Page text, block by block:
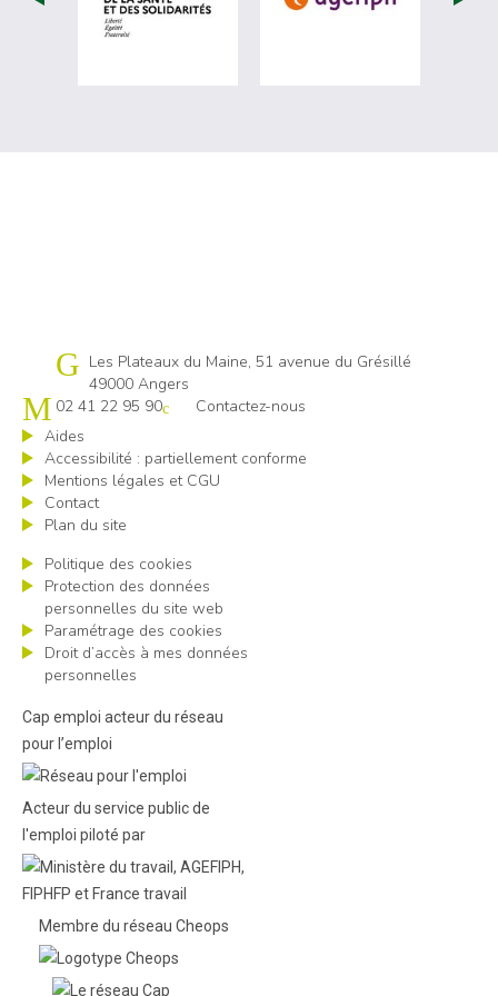
Cap emploi 49
Les Plateaux du Maine, 51 avenue du Grésillé
49000 Angers
02 41 22 95 90
Contactez-nous
Aides
Accessibilité : partiellement conforme
Mentions légales et CGU
Contact
Plan du site
Politique des cookies
Protection des données
personnelles du site web
Paramétrage des cookies
Droit d’accès à mes données
personnelles
Cap emploi acteur du réseau
pour l’emploi
Acteur du service public de
l'emploi piloté par
Membre du réseau Cheops